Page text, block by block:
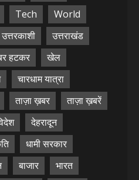
Tech
World
उत्तरकाशी
उत्तराखंड
हटकर
खेल
चारधाम यात्रा
ताज़ा ख़बर
ताज़ा ख़बरें
देहरादून
धामी सरकार
बाजार
भारत